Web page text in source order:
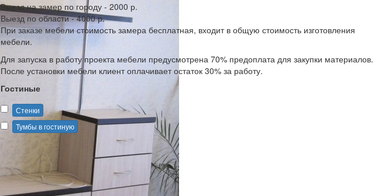
Выезд на замер по городу - 2000 р.
Выезд по области - 4000 р.
При заказе мебели стоимость замера бесплатная, входит в общую стоимость изготовления
мебели.
Для запуска в работу проекта мебели предусмотрена 70% предоплата для закупки материалов.
После установки мебели клиент оплачивает остаток 30% за работу.
Гостиные
Стенки
Тумбы в гостиную